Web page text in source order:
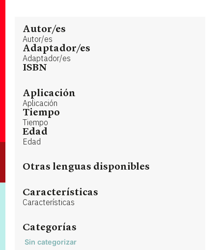
Autor/es
Autor/es
Adaptador/es
Adaptador/es
ISBN
Aplicación
Aplicación
Tiempo
Tiempo
Edad
Edad
Otras lenguas disponibles
Características
Características
Categorías
Sin categorizar